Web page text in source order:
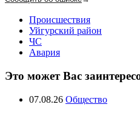
Происшествия
Уйгурский район
ЧС
Авария
Это может Вас
07.08.26 Общество